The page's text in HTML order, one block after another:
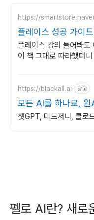
https://
플레이스 성공 가이
극찬 리뷰
플레이스 강의 들어봐도
이 책 그대로 따라했더
https://blackall.ai 광고
모든 AI를 하나로, 원
챗GPT, 미드저니, 클로
펠로 AI란? 새로